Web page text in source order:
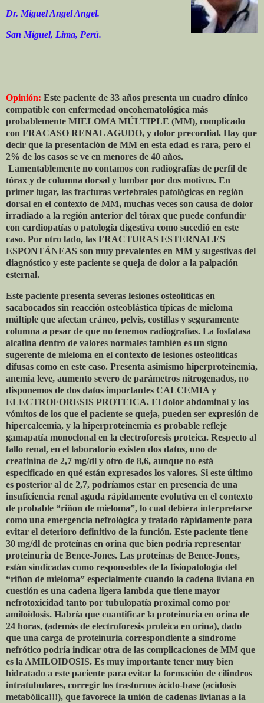
Dr. Miguel Angel Angel.
San Miguel, Lima, Perú.
Opinión: Este paciente de 33 años presenta un cuadro clínico
compatible con enfermedad oncohematológica más
probablemente MIELOMA MÚLTIPLE (MM), complicado
con FRACASO RENAL AGUDO, y dolor precordial. Hay que
decir que la presentación de MM en esta edad es rara, pero el
2% de los casos se ve en menores de 40 años.
Lamentablemente no contamos con radiografías de perfil de
tórax y de columna dorsal y lumbar por dos motivos. En
primer lugar, las fracturas vertebrales patológicas en región
dorsal en el contexto de MM, muchas veces son causa de dolor
irradiado a la región anterior del tórax que puede confundir
con cardiopatías o patología digestiva como sucedió en este
caso. Por otro lado, las FRACTURAS ESTERNALES
ESPONTÁNEAS son muy prevalentes en MM y sugestivas del
diagnóstico y este paciente se queja de dolor a la palpación
esternal.
Este paciente presenta severas lesiones osteolíticas en
sacabocados sin reacción osteoblástica típicas de mieloma
múltiple que afectan cráneo, pelvis, costillas y seguramente
columna a pesar de que no tenemos radiografías. La fosfatasa
alcalina dentro de valores normales también es un signo
sugerente de mieloma en el contexto de lesiones osteolíticas
difusas como en este caso. Presenta asimismo hiperproteinemia,
anemia leve, aumento severo de parámetros nitrogenados, no
disponemos de dos datos importantes CALCEMIA y
ELECTROFORESIS PROTEICA. El dolor abdominal y los
vómitos de los que el paciente se queja, pueden ser expresión de
hipercalcemia, y la hiperproteinemia es probable refleje
gamapatía monoclonal en la electroforesis proteica. Respecto al
fallo renal, en el laboratorio existen dos datos, uno de
creatinina de 2,7 mg/dl y otro de 8,6, aunque no está
especificado en qué están expresados los valores. Si este último
es posterior al de 2,7, podríamos estar en presencia de una
insuficiencia renal aguda rápidamente evolutiva en el contexto
de probable “riñon de mieloma”, lo cual debiera interpretarse
como una emergencia nefrológica y tratado rápidamente para
evitar el deterioro definitivo de la función. Este paciente tiene
30 mg/dl de proteínas en orina que bien podría representar
proteinuria de Bence-Jones. Las proteínas de Bence-Jones,
están sindicadas como responsables de la fisiopatología del
“riñon de mieloma” especialmente cuando la cadena liviana en
cuestión es una cadena ligera lambda que tiene mayor
nefrotoxicidad tanto por tubulopatía proximal como por
amiloidosis. Habría que cuantificar la proteinuria en orina de
24 horas, (además de electroforesis proteica en orina), dado
que una carga de proteinuria correspondiente a síndrome
nefrótico podría indicar otra de las complicaciones de MM que
es la AMILOIDOSIS. Es muy importante tener muy bien
hidratado a este paciente para evitar la formación de cilindros
intratubulares, corregir los trastornos ácido-base (acidosis
metabólica!!!), que favorece la unión de cadenas livianas a la